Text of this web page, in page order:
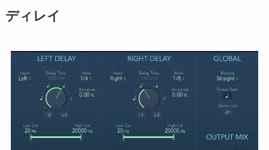
ディレイ